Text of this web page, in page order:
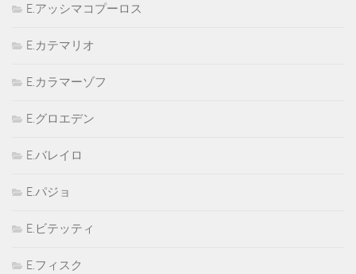
E.アッシマコプーロス
E.カテマリオ
E.カラマーゾフ
E.グロエデン
E.バレイロ
E.パジョ
E.ビテッティ
E.フィスク